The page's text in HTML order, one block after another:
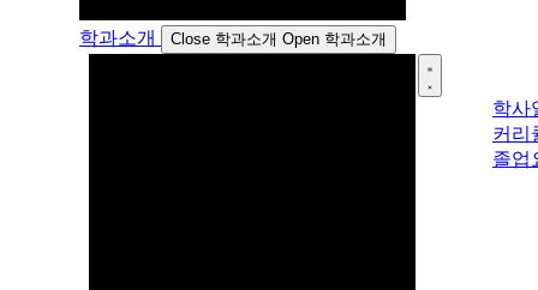
학과소개 Close 학과소개 Open 학과소개
학사
커리
졸업